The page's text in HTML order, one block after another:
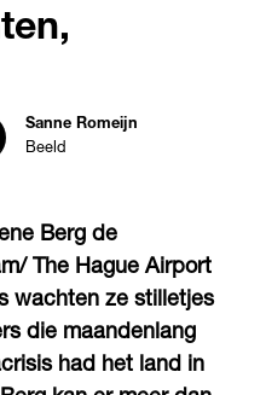
Sanne Romeijn
Beeld
Berg de
The Hague Airport
wachten ze stilletjes
die maandenlang
had het land in